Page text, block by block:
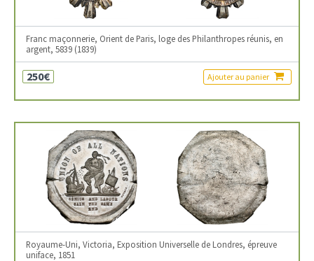
Franc maçonnerie, Orient de Paris, loge des Philanthropes réunis, en
argent, 5839 (1839)
250€ Ajouter au panier
Royaume-Uni, Victoria, Exposition Universelle de Londres, épreuve
uniface, 1851